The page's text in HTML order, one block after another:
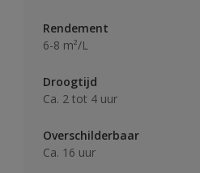
Rendement
6-8 m²/L
Droogtijd
Ca. 2 tot 4 uur
Overschilderbaar
Ca. 16 uur